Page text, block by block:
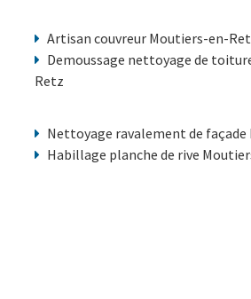
Artisan couvreur Moutiers-en-
Demoussage nettoyage de
Retz
Nettoyage ravalement de
Habillage planche de rive